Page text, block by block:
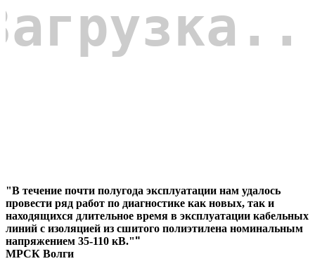
"В течение почти полугода эксплуатации нам удалось
провести ряд работ по диагностике как новых, так и
находящихся длительное время в эксплуатации кабельных
линий с изоляцией из сшитого полиэтилена номинальным
напряжением 35-110 кВ.""
МРСК Волги